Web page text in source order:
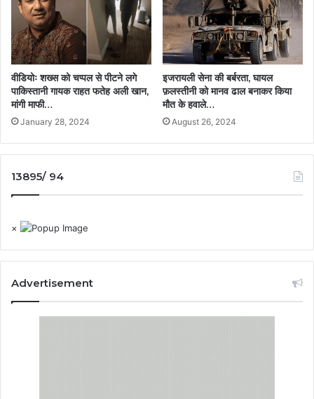
वीडियोः शख्स को चप्पल से पीटने लगे
पाकिस्तानी गायक राहत फतेह अली खान,
मांगी माफी…
January 28, 2024
इजरायली सेना की बर्बरता, घायल
फ़लस्तीनी को मानव ढाल बनाकर किया
मौत के हवाले…
August 26, 2024
13895/ 94
×
Advertisement